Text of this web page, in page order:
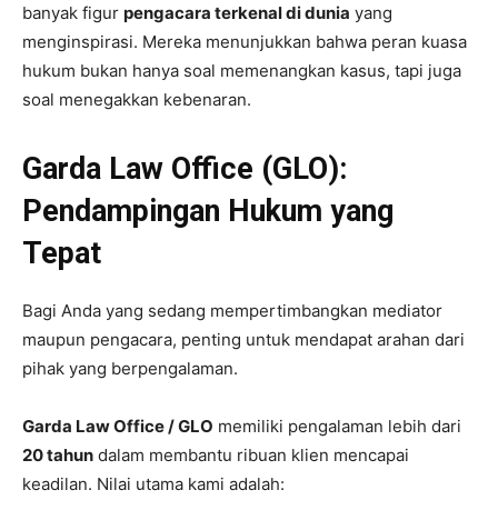
banyak figur pengacara terkenal di dunia yang
menginspirasi. Mereka menunjukkan bahwa peran kuasa
hukum bukan hanya soal memenangkan kasus, tapi juga
soal menegakkan kebenaran.
Garda Law Office (GLO):
Pendampingan Hukum yang
Tepat
Bagi Anda yang sedang mempertimbangkan mediator
maupun pengacara, penting untuk mendapat arahan dari
pihak yang berpengalaman.
Garda Law Office / GLO memiliki pengalaman lebih dari
20 tahun dalam membantu ribuan klien mencapai
keadilan. Nilai utama kami adalah: